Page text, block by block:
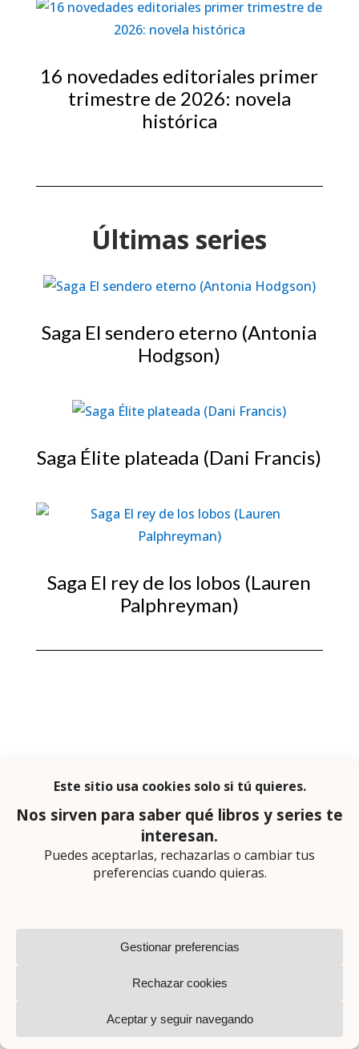
16 novedades editoriales primer
trimestre de 2026: novela
histórica
Últimas series
Saga El sendero eterno (Antonia
Hodgson)
Saga Élite plateada (Dani Francis)
Saga El rey de los lobos (Lauren
Palphreyman)
Suscríbete a nuestro
boletín semanal
ME QUIERO SUSCRIBIR
Síguenos